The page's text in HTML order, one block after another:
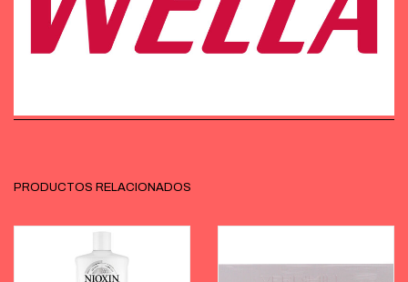
PRODUCTOS RELACIONADOS